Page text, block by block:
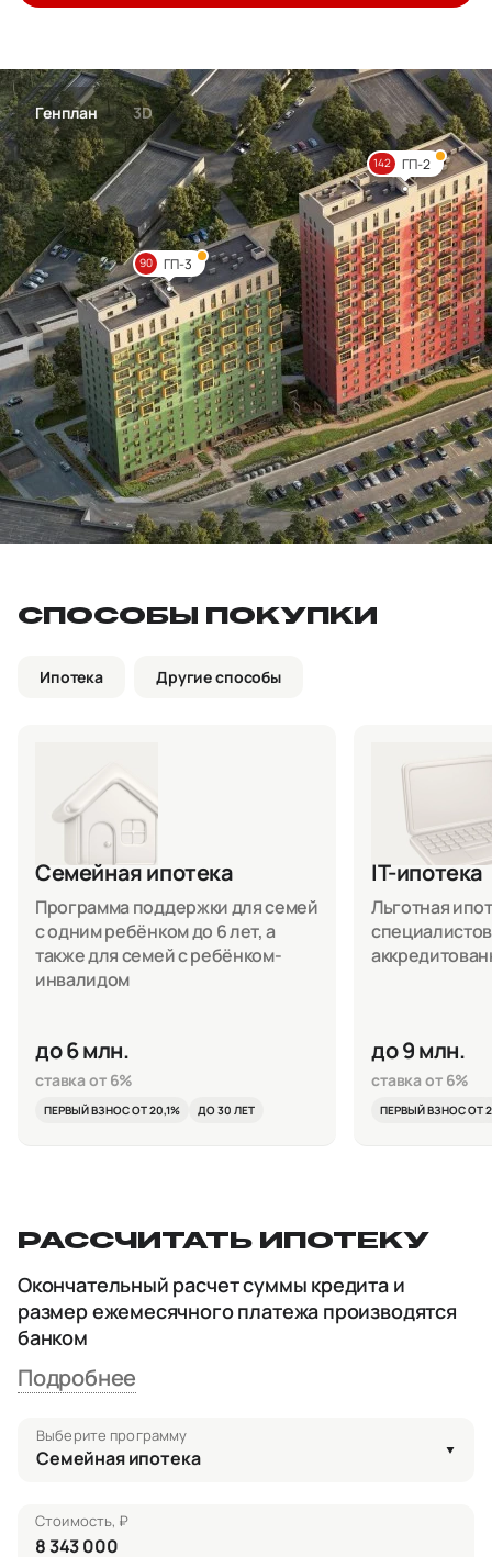
Генплан 3D
142 ГП-2
90 ГП-3
СПОСОБЫ ПОКУПКИ
Ипотека Другие способы
Семейная ипотека
Программа поддержки для семей
с одним ребёнком до 6 лет, а
также для семей с ребёнком-
инвалидом
до 6 млн.
ставка от 6%
ПЕРВЫЙ ВЗНОС ОТ 20,1% ДО 30 ЛЕТ
IT-ипотека
Льготная
до 9 млн.
ставка от 6%
ПЕРВЫЙ ВЗНОС ОТ
РАССЧИТАТЬ ИПОТЕКУ
Окончательный расчет суммы кредита и
размер ежемесячного платежа производятся
банком
Подробнее
Выберите программу
Семейная ипотека
Стоимость, ₽